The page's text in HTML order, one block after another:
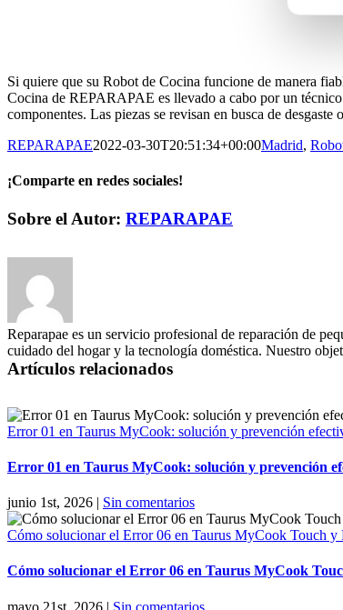
Si quiere que su Robot de Cocina funcione de manera
Cocina de REPARAPAE es llevado a cabo por un
componentes. Las piezas se revisan en busca de
REPARAPAE2022-03-30T20:51:34+00:00Madrid,
¡Comparte en redes sociales!
Facebook
X
LinkedIn
WhatsApp
Pinterest
Correo
Sobre el Autor: REPARAPAE
Reparapae es un servicio profesional de reparación de
cuidado del hogar y la tecnología doméstica. Nuestro
Artículos relacionados
Error 01 en Taurus MyCook: solución y prevención
Error 01 en Taurus MyCook: solución y prevención
junio 1st, 2026 | Sin comentarios
Cómo solucionar el Error 06 en Taurus MyCook Touch y
Cómo solucionar el Error 06 en Taurus MyCook
mayo 21st, 2026 | Sin comentarios